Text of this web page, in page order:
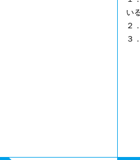
い
２
３